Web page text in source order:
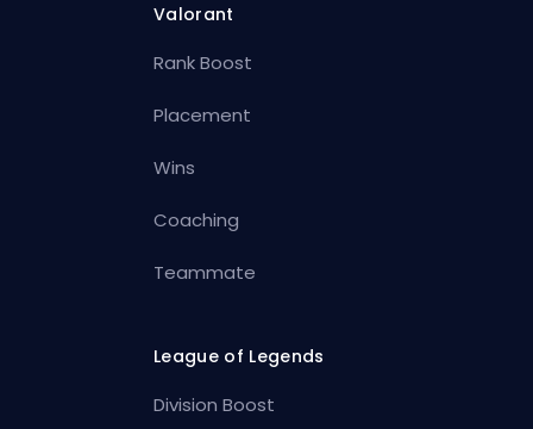
Valorant
Rank Boost
Placement
Wins
Coaching
Teammate
League of Legends
Division Boost